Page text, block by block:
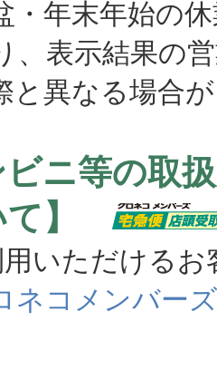
年末年始の
、表示結果の
異なる場合が
ビニ等の取
て】
いただけるお
ネコメンバーズ